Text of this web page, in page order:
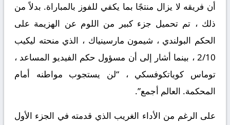
أن فريقه لا يزال منتجًا بما يكفي للفوز بالمباراة. بدلاً من
ذلك ، تم تحميل جزء كبير من اللوم عن الهزيمة على
الحكم البولندي ، شيمون مارسينياك ، الذي منحته ليكيب
2/10 ، بينما أشار إلى أن مسؤول حكم الفيديو المساعد ،
توماس كوياتكوفسكي ، “لن يستجوب مواطنه أمام
المحكمة. العالم أجمع”.
على الرغم من الأداء الغريب الذي قدمته في الجزء الأول